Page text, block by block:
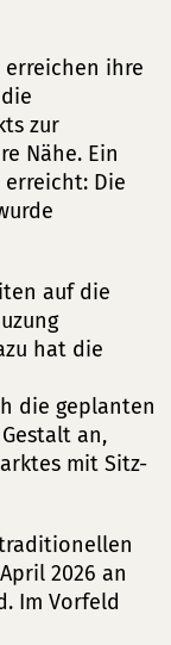
ihre
zur
Nähe. Ein
Die
auf die
hat die
die geplanten
an,
mit Sitz-
2026 an
Im Vorfeld